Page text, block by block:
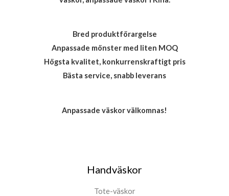
Bred produktförargelse
Anpassade mönster med liten MOQ
Högsta kvalitet, konkurrenskraftigt pris
Bästa service, snabb leverans
Anpassade väskor välkomnas!
Handväskor
Tote-väskor